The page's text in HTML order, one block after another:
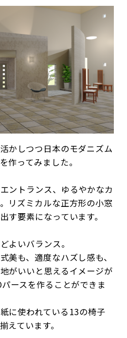
かしつつ日本のモダニズム
作ってみました。
ントランス、ゆるやかなカ
リズミカルな正方形の小窓
す要素になっています。
よいバランス。
美も、適度なハズし感も、
がいいと思えるイメージが
ースを作ることができま
に使われている13の椅子
えています。